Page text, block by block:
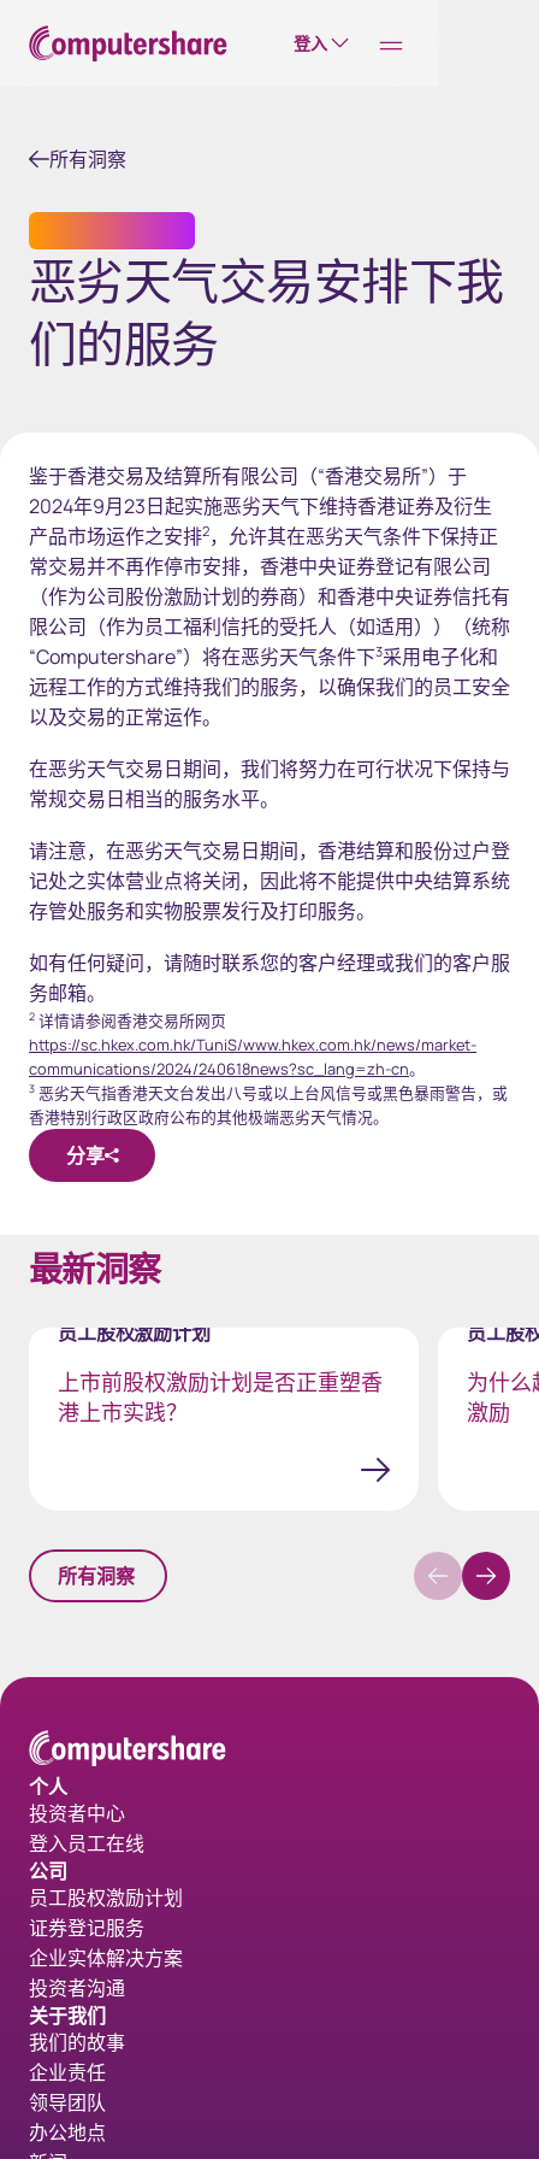
登入
所有洞察
恶劣天气交易安排下我
们的服务
鉴于香港交易及结算所有限公司（“香港交易所”）于
2024年9月23日起实施恶劣天气下维持香港证券及衍生
产品市场运作之安排2，允许其在恶劣天气条件下保持正
常交易并不再作停市安排，香港中央证券登记有限公司
（作为公司股份激励计划的券商）和香港中央证券信托有
限公司（作为员工福利信托的受托人（如适用））（统称
“Computershare”）将在恶劣天气条件下3采用电子化和
远程工作的方式维持我们的服务，以确保我们的员工安全
以及交易的正常运作。
在恶劣天气交易日期间，我们将努力在可行状况下保持与
常规交易日相当的服务水平。
请注意，在恶劣天气交易日期间，香港结算和股份过户登
记处之实体营业点将关闭，因此将不能提供中央结算系统
存管处服务和实物股票发行及打印服务。
如有任何疑问，请随时联系您的客户经理或我们的客户服
务邮箱。
2 详情请参阅香港交易所网页
https://sc.hkex.com.hk/TuniS/www.hkex.com.hk/news/market-
communications/2024/240618news?sc_lang=zh-cn。
3 恶劣天气指香港天文台发出八号或以上台风信号或黑色暴雨警告，或
香港特别行政区政府公布的其他极端恶劣天气情况。
分享
最新洞察
员工股权激励计划
上市前股权激励计划是否正重塑香
港上市实践？
员工股
为什么
激励
所有洞察
个人
投资者中心
登入员工在线
公司
员工股权激励计划
证券登记服务
企业实体解决方案
投资者沟通
关于我们
我们的故事
企业责任
领导团队
办公地点